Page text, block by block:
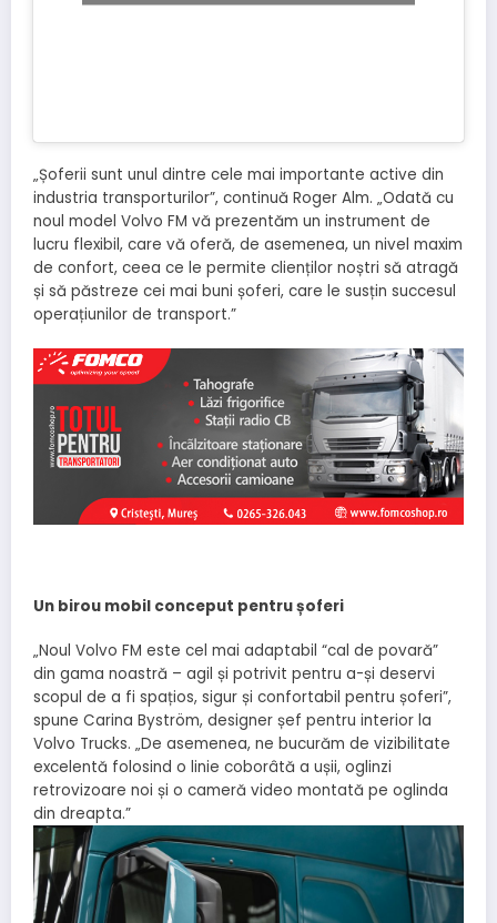
„Șoferii sunt unul dintre cele mai importante active din
industria transporturilor”, continuă Roger Alm. „Odată cu
noul model Volvo FM vă prezentăm un instrument de
lucru flexibil, care vă oferă, de asemenea, un nivel maxim
de confort, ceea ce le permite clienților noștri să atragă
și să păstreze cei mai buni șoferi, care le susțin succesul
operațiunilor de transport.”
Un birou mobil conceput pentru șoferi
„Noul Volvo FM este cel mai adaptabil “cal de povară”
din gama noastră – agil și potrivit pentru a-și deservi
scopul de a fi spațios, sigur și confortabil pentru șoferi”,
spune Carina Byström, designer șef pentru interior la
Volvo Trucks. „De asemenea, ne bucurăm de vizibilitate
excelentă folosind o linie coborâtă a ușii, oglinzi
retrovizoare noi și o cameră video montată pe oglinda
din dreapta.”